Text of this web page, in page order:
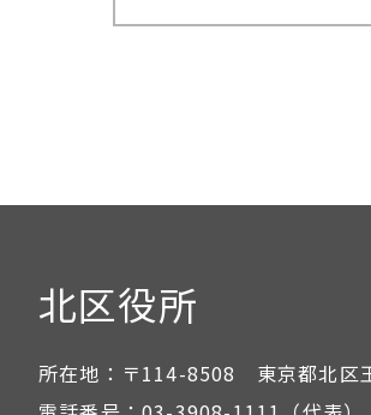
北区役所
所在地： 〒114-8508 東京都北区